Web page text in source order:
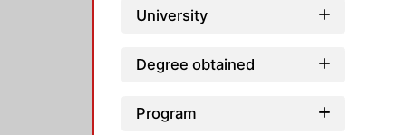
University
Degree obtained
Program